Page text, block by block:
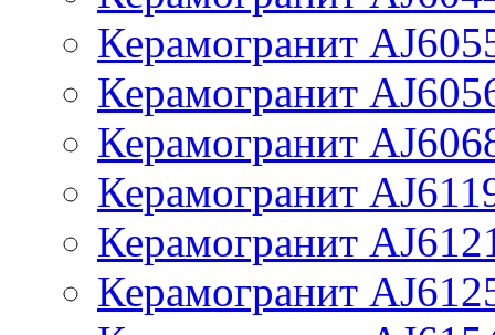
Керамогранит
Керамогранит
Керамогранит
Керамогранит
Керамогранит
Керамогранит